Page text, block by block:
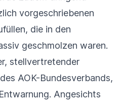
vorgeschriebenen
die in den
geschmolzen waren.
stellvertretender
AOK-Bundesverbands,
Angesichts